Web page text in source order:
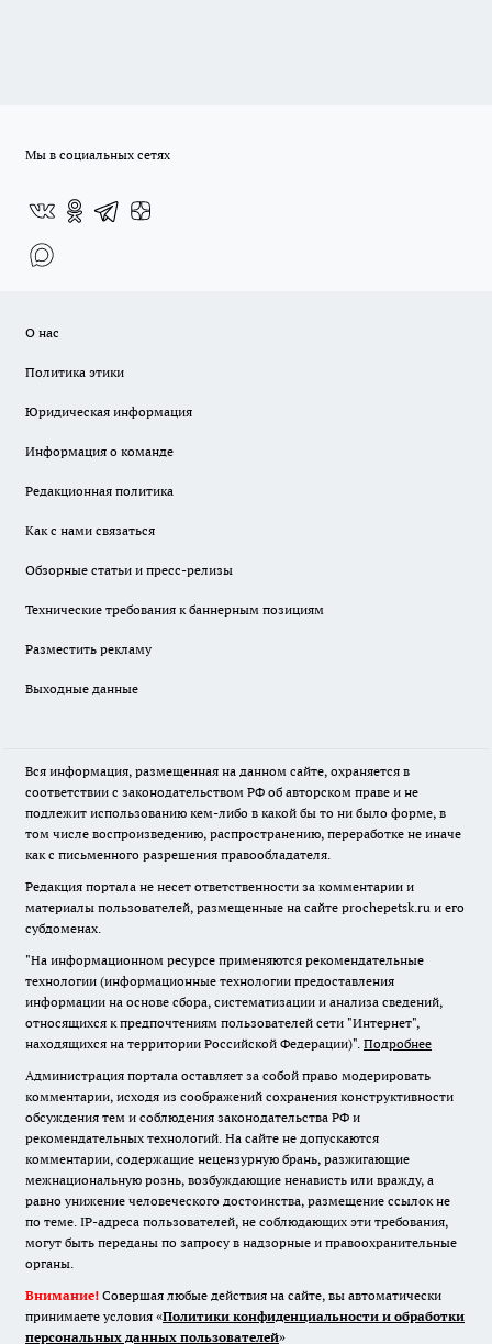
Мы в социальных сетях
О нас
Политика этики
Юридическая информация
Информация о команде
Редакционная политика
Как с нами связаться
Обзорные статьи и пресс-релизы
Технические требования к баннерным позициям
Разместить рекламу
Выходные данные
Вся информация, размещенная на данном сайте, охраняется в
соответствии с законодательством РФ об авторском праве и не
подлежит использованию кем-либо в какой бы то ни было форме, в
том числе воспроизведению, распространению, переработке не иначе
как с письменного разрешения правообладателя.
Редакция портала не несет ответственности за комментарии и
материалы пользователей, размещенные на сайте prochepetsk.ru и его
субдоменах.
"На информационном ресурсе применяются рекомендательные
технологии (информационные технологии предоставления
информации на основе сбора, систематизации и анализа сведений,
относящихся к предпочтениям пользователей сети "Интернет",
находящихся на территории Российской Федерации)". Подробнее
Администрация портала оставляет за собой право модерировать
комментарии, исходя из соображений сохранения конструктивности
обсуждения тем и соблюдения законодательства РФ и
рекомендательных технологий. На сайте не допускаются
комментарии, содержащие нецензурную брань, разжигающие
межнациональную рознь, возбуждающие ненависть или вражду, а
равно унижение человеческого достоинства, размещение ссылок не
по теме. IP-адреса пользователей, не соблюдающих эти требования,
могут быть переданы по запросу в надзорные и правоохранительные
органы.
Внимание! Совершая любые действия на сайте, вы автоматически
принимаете условия «Политики конфиденциальности и обработки
персональных данных пользователей»